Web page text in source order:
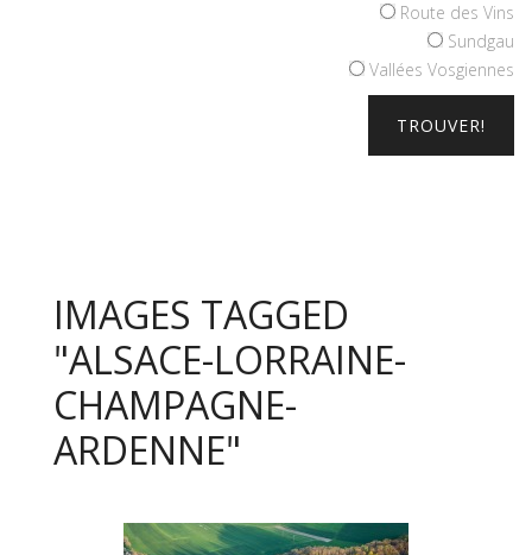
Route des Vins
Sundgau
Vallées Vosgiennes
IMAGES TAGGED
"ALSACE-LORRAINE-
CHAMPAGNE-
ARDENNE"